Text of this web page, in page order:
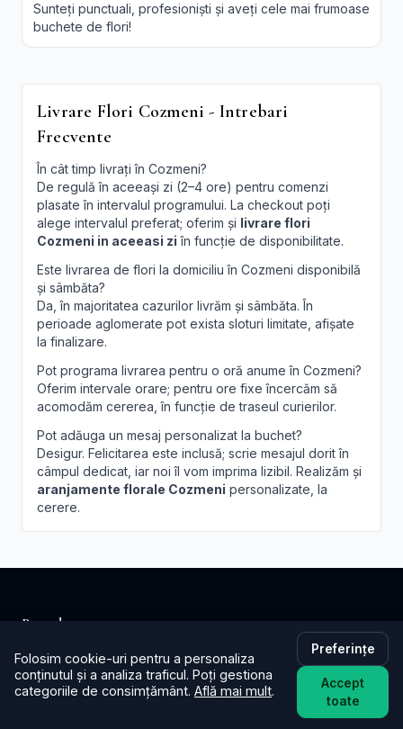
Sunteți punctuali, profesioniști și aveți cele mai frumoase
buchete de flori!
Livrare Flori Cozmeni - Intrebari
Frecvente
În cât timp livrați în Cozmeni?
De regulă în aceeași zi (2–4 ore) pentru comenzi
plasate în intervalul programului. La checkout poți
alege intervalul preferat; oferim și livrare flori
Cozmeni in aceeasi zi în funcție de disponibilitate.
Este livrarea de flori la domiciliu în Cozmeni disponibilă
și sâmbăta?
Da, în majoritatea cazurilor livrăm și sâmbăta. În
perioade aglomerate pot exista sloturi limitate, afișate
la finalizare.
Pot programa livrarea pentru o oră anume în Cozmeni?
Oferim intervale orare; pentru ore fixe încercăm să
acomodăm cererea, în funcție de traseul curierilor.
Pot adăuga un mesaj personalizat la buchet?
Desigur. Felicitarea este inclusă; scrie mesajul dorit în
câmpul dedicat, iar noi îl vom imprima lizibil. Realizăm și
aranjamente florale Cozmeni personalizate, la
cerere.
Brandusa.ro
Buchete cu emoție, aranjamente cu suflet. Comandă
online flori cu livrare în aceeași zi în toată țara.
Folosim cookie-uri pentru a personaliza
conținutul și a analiza traficul. Poți gestiona
categoriile de consimțământ. Află mai mult.
Preferințe
Accept
toate